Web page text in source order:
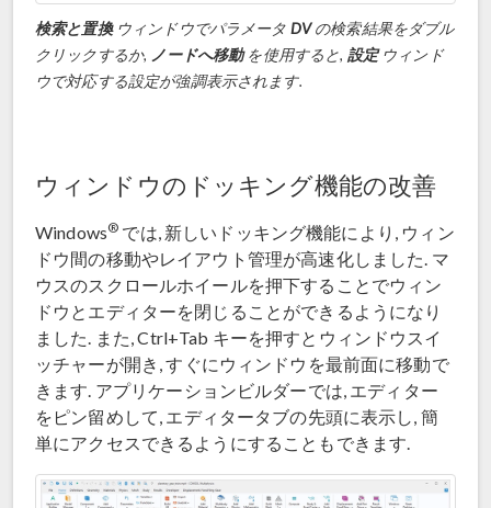
検索と置換ウィンドウでパラメータ DVの検索結果をダブル
クリックするか, ノードへ移動を使用すると, 設定ウィンド
ウで対応する設定が強調表示されます.
ウィンドウのドッキング機能の改善
Windows® では, 新しいドッキング機能により, ウィン
ドウ間の移動やレイアウト管理が高速化しました. マ
ウスのスクロールホイールを押下することでウィン
ドウとエディターを閉じることができるようになり
ました. また, Ctrl+Tab キーを押すとウィンドウスイ
ッチャーが開き, すぐにウィンドウを最前面に移動で
きます. アプリケーションビルダーでは, エディター
をピン留めして, エディタータブの先頭に表示し, 簡
単にアクセスできるようにすることもできます.